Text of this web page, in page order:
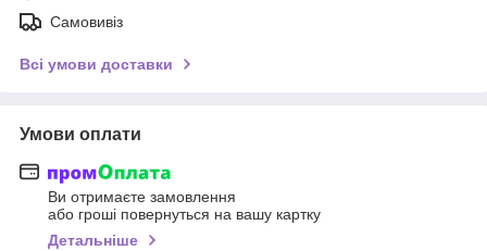
Самовивіз
Всі умови доставки
Умови оплати
Ви отримаєте замовлення
або гроші повернуться на вашу картку
Детальніше